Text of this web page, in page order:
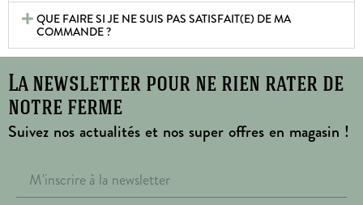
QUE FAIRE SI JE NE SUIS PAS SATISFAIT(E) DE MA
COMMANDE ?
La newsletter pour ne rien rater de
notre ferme
Suivez nos actualités et nos super offres en magasin !